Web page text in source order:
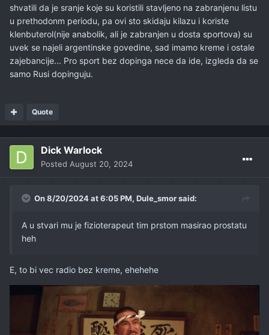
shvatili da je sranje koje su koristili stavljeno na zabranjenu listu
u prethodonm periodu, pa ovi sto skidaju kilazu i koriste
klenbuterol(nije anabolik, ali je zabranjen u dosta sportova) su
uvek se najeli argentinske govedine, sad imamo kreme i ostale
zajebancije... Pro sport bez dopinga nece da ide, izgleda da se
samo Rusi dopinguju.
Quote
Dick Warlock
Posted August 20, 2024
On 8/20/2024 at 6:05 PM, Dule_smorsaid:
A u stvari mu je fizioterapeut tim prstom masirao prostatu
heh
E, to bi vec radio bez kreme, ehehehe